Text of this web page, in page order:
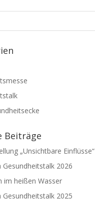
Beiträge
„Unsichtbare Einflüsse“
2026
im heißen Wasser
2025